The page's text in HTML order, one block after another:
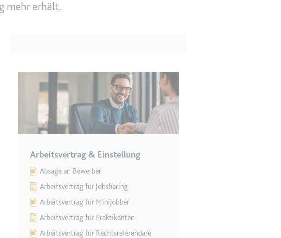
und das Verhalten des Besuchers zu
hinweg.
zu messen, indem Daten über die
hinweg gesammelt werden.
mehr erhält.
Arbeitsvertrag & Einstellung
Absage an Bewerber
Arbeitsvertrag für Jobsharing
Arbeitsvertrag für Minijobber
Arbeitsvertrag für Praktikanten
Arbeitsvertrag für Rechtsreferendare